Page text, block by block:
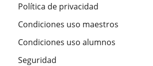
Política de privacidad
Condiciones uso maestros
Condiciones uso alumnos
Seguridad